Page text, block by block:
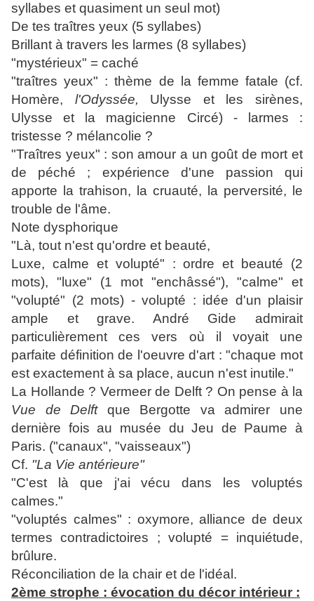
syllabes et quasiment un seul mot)
De tes traîtres yeux (5 syllabes)
Brillant à travers les larmes (8 syllabes)
"mystérieux" = caché
"traîtres yeux" : thème de la femme fatale (cf.
Homère, l'Odyssée, Ulysse et les sirènes,
Ulysse et la magicienne Circé) - larmes :
tristesse ? mélancolie ?
"Traîtres yeux" : son amour a un goût de mort et
de péché ; expérience d'une passion qui
apporte la trahison, la cruauté, la perversité, le
trouble de l'âme.
Note dysphorique
"Là, tout n'est qu'ordre et beauté,
Luxe, calme et volupté" : ordre et beauté (2
mots), "luxe" (1 mot "enchâssé"), "calme" et
"volupté" (2 mots) - volupté : idée d'un plaisir
ample et grave. André Gide admirait
particulièrement ces vers où il voyait une
parfaite définition de l'oeuvre d'art : "chaque mot
est exactement à sa place, aucun n'est inutile."
La Hollande ? Vermeer de Delft ? On pense à la
Vue de Delftque Bergotte va admirer une
dernière fois au musée du Jeu de Paume à
Paris. ("canaux", "vaisseaux")
Cf. "La Vie antérieure"
"C'est là que j'ai vécu dans les voluptés
calmes."
"voluptés calmes" : oxymore, alliance de deux
termes contradictoires ; volupté = inquiétude,
brûlure.
Réconciliation de la chair et de l'idéal.
2ème strophe : évocation du décor intérieur :